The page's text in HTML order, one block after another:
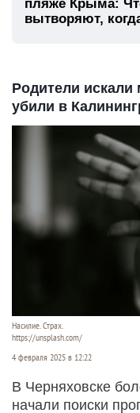
пляже Крыма:
вытворяют,
Родители искали
убили в
Насилие. Страх.
https://unsplash.com/
4 февраля 2025 в 12:22
В Черняховске
начали поиски